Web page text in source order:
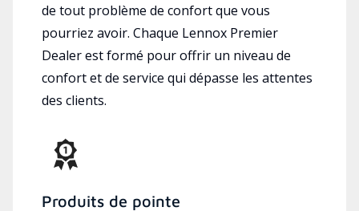
de tout problème de confort que vous
pourriez avoir. Chaque Lennox Premier
Dealer est formé pour offrir un niveau de
confort et de service qui dépasse les attentes
des clients.
Produits de pointe